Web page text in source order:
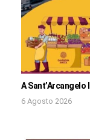
A
6 Agosto 2026